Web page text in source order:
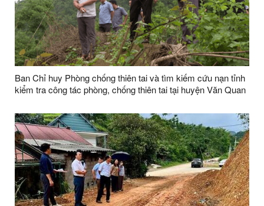
Ban Chỉ huy Phòng chống thiên tai và tìm kiếm cứu nạn tỉnh
kiểm tra công tác phòng, chống thiên tai tại huyện Văn Quan